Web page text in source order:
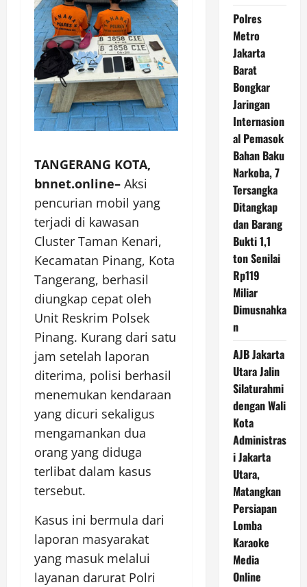
TANGERANG KOTA,
bnnet.online– Aksi
pencurian mobil yang
terjadi di kawasan
Cluster Taman Kenari,
Kecamatan Pinang, Kota
Tangerang, berhasil
diungkap cepat oleh
Unit Reskrim Polsek
Pinang. Kurang dari satu
jam setelah laporan
diterima, polisi berhasil
menemukan kendaraan
yang dicuri sekaligus
mengamankan dua
orang yang diduga
terlibat dalam kasus
tersebut.
Kasus ini bermula dari
laporan masyarakat
yang masuk melalui
layanan darurat Polri
Polres
Metro
Jakarta
Barat
Bongkar
Jaringan
Internasion
al Pemasok
Bahan Baku
Narkoba, 7
Tersangka
Ditangkap
dan Barang
Bukti 1,1
ton Senilai
Rp119
Miliar
Dimusnahka
n
AJB Jakarta
Utara Jalin
Silaturahmi
dengan Wali
Kota
Administras
i Jakarta
Utara,
Matangkan
Persiapan
Lomba
Karaoke
Media
Online